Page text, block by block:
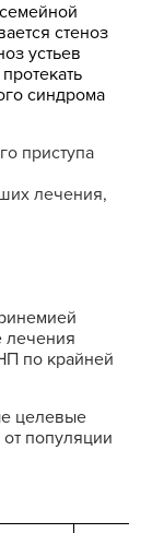
стеноз
устьев
синдрома
приступа
лечения,
лечения
по крайней
целевые
популяции